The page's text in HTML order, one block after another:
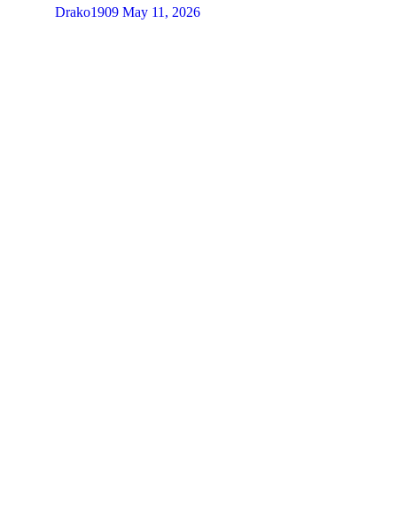
Drako1909 May 11, 2026